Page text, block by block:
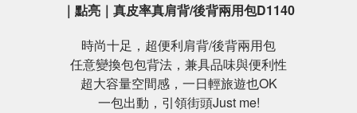
｜點亮｜真皮率真肩背/後背兩用包D1140
時尚十足，超便利肩背/後背兩用包
任意變換包包背法，兼具品味與便利性
超大容量空間感，一日輕旅遊也OK
一包出動，引領街頭Just me!